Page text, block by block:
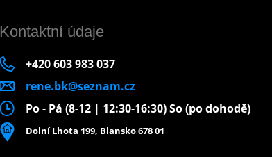
Kontaktní údaje
+420 603 983 037
rene.bk@seznam.cz
Po - Pá (8-12 | 12:30-16:30) So (po dohodě)
Dolní Lhota 199, Blansko 678 01